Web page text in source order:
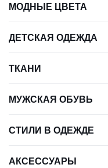
МОДНЫЕ ЦВЕТА
ДЕТСКАЯ ОДЕЖДА
ТКАНИ
МУЖСКАЯ ОБУВЬ
СТИЛИ В ОДЕЖДЕ
АКСЕССУАРЫ